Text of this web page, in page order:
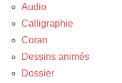
Audio
Calligraphie
Coran
Dessins animés
Dossier